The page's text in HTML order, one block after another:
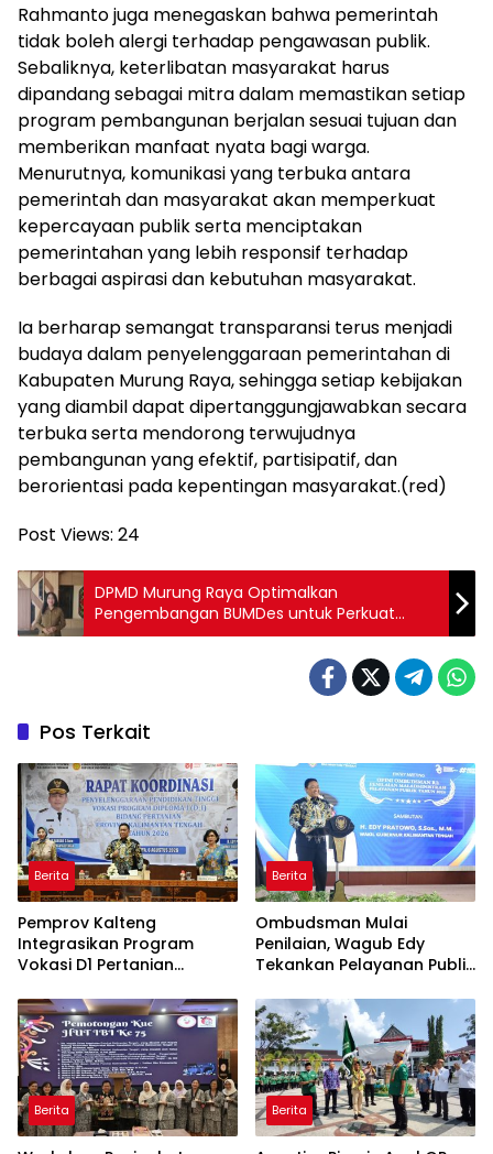
Rahmanto juga menegaskan bahwa pemerintah
tidak boleh alergi terhadap pengawasan publik.
Sebaliknya, keterlibatan masyarakat harus
dipandang sebagai mitra dalam memastikan setiap
program pembangunan berjalan sesuai tujuan dan
memberikan manfaat nyata bagi warga.
Menurutnya, komunikasi yang terbuka antara
pemerintah dan masyarakat akan memperkuat
kepercayaan publik serta menciptakan
pemerintahan yang lebih responsif terhadap
berbagai aspirasi dan kebutuhan masyarakat.
Ia berharap semangat transparansi terus menjadi
budaya dalam penyelenggaraan pemerintahan di
Kabupaten Murung Raya, sehingga setiap kebijakan
yang diambil dapat dipertanggungjawabkan secara
terbuka serta mendorong terwujudnya
pembangunan yang efektif, partisipatif, dan
berorientasi pada kepentingan masyarakat.(red)
Post Views: 24
DPMD Murung Raya Optimalkan
Pengembangan BUMDes untuk Perkuat
Ekonomi dan Kemandirian Desa
Pos Terkait
Berita
Pemprov Kalteng
Integrasikan Program
Vokasi D1 Pertanian
Berita
Ombudsman Mulai
Penilaian, Wagub Edy
Tekankan Pelayanan Publik
Berita Berita